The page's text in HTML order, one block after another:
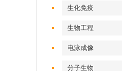
生化免疫
生物工程
电泳成像
分子生物